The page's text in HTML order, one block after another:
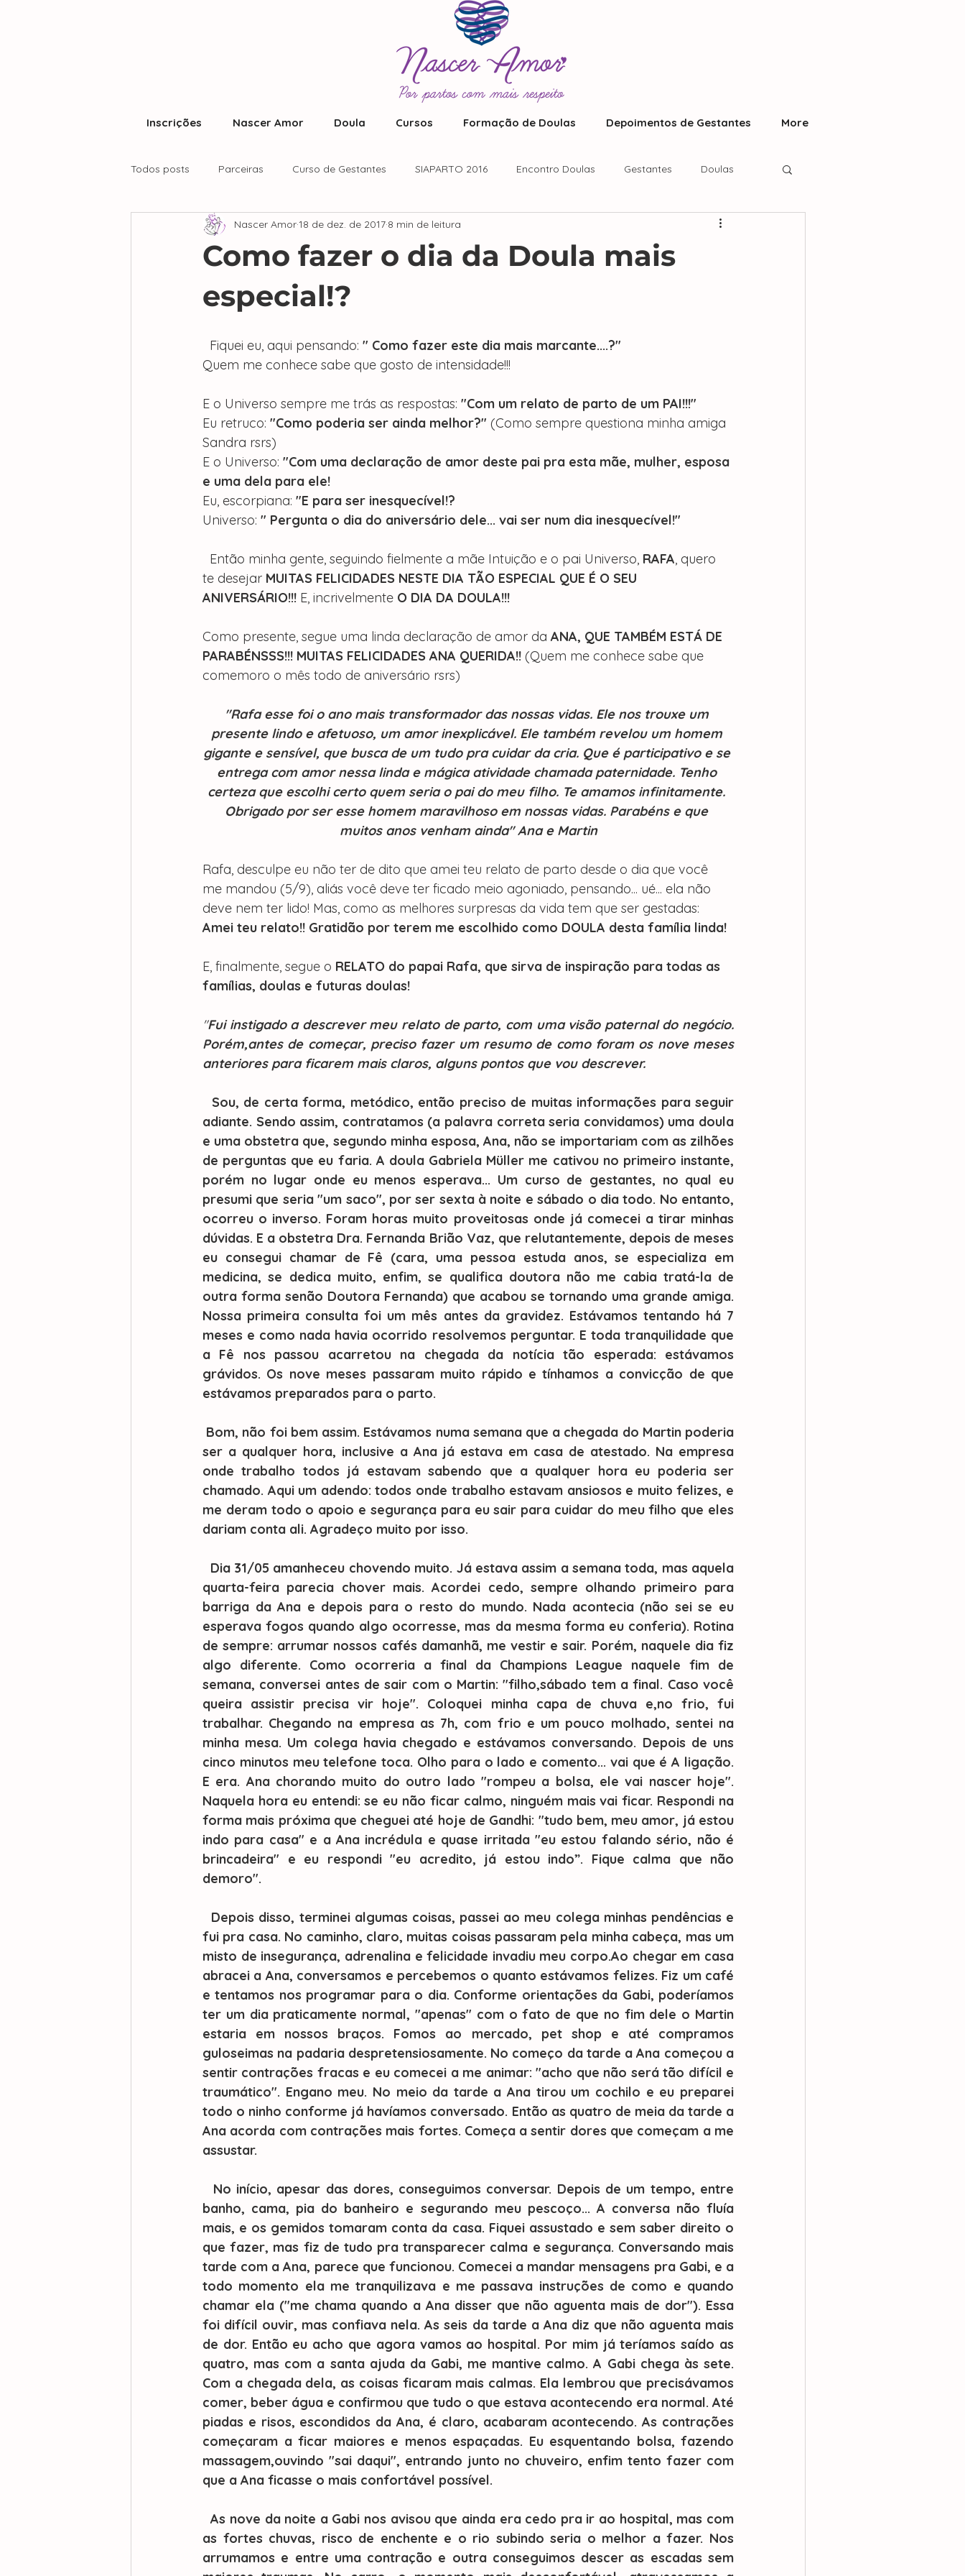
Inscrições Nascer Amor Doula Cursos Formação de Doulas Depoimentos de Gestantes More
Todos posts Parceiras Curso de Gestantes SIAPARTO 2016 Encontro Doulas Gestantes Doulas
Como fazer o dia da Doula mais
especial!?
Nascer Amor18 de dez. de 2017 8 min de leitura
  Fiquei eu, aqui pensando:
" Como fazer este dia mais marcante....?"
Quem me conhece sabe que gosto de intensidade!!!
E o Universo sempre me trás as respostas: "Com um relato de parto de um PAI!!!"
Eu retruco: "Como poderia ser ainda melhor?" (Como sempre questiona minha amiga
Sandra rsrs)
E o Universo: "Com uma declaração de amor deste pai pra esta mãe, mulher, esposa
e uma dela para ele!
Eu, escorpiana: "E para ser inesquecível!?
Universo: " Pergunta o dia do aniversário dele... vai ser num dia inesquecível!"
  Então minha gente, seguindo fielmente a mãe Intuição e o pai Universo,
RAFA, quero
te desejar MUITAS FELICIDADES NESTE DIA TÃO ESPECIAL QUE É O SEU
ANIVERSÁRIO!!! E, incrivelmente O DIA DA DOULA!!!
Como presente, segue uma linda declaração de amor da ANA, QUE TAMBÉM ESTÁ DE
PARABÉNSSS!!! MUITAS FELICIDADES ANA QUERIDA!! (Quem me conhece sabe que
comemoro o mês todo de aniversário rsrs)
"Rafa esse foi o ano mais transformador das nossas vidas. Ele nos trouxe um
presente lindo e afetuoso, um amor inexplicável. Ele também revelou um homem
gigante e sensível, que busca de um tudo pra cuidar da cria. Que é participativo e se
entrega com amor nessa linda e mágica atividade chamada paternidade. Tenho
certeza que escolhi certo quem seria o pai do meu filho. Te amamos infinitamente.
Obrigado por ser esse homem maravilhoso em nossas vidas. Parabéns e que
muitos anos venham ainda" Ana e Martin
Rafa, desculpe eu não ter de dito que amei teu relato de parto desde o dia que você
me mandou (5/9), aliás você deve ter ficado meio agoniado, pensando... ué... ela não
deve nem ter lido! Mas, como as melhores surpresas da vida tem que ser gestadas:
Amei teu relato!! Gratidão por terem me escolhido como DOULA desta família linda!
E, finalmente, segue o RELATO do papai Rafa, que sirva de inspiração para todas as
famílias, doulas e futuras doulas!
"Fui instigado a descrever meu relato de parto, com uma visão paternal do negócio.
Porém,antes de começar, preciso fazer um resumo de como foram os nove meses
anteriores para ficarem mais claros, alguns pontos que vou descrever.
adiante. Sendo assim, contratamos (a palavra correta seria convidamos) uma doula
e uma obstetra que, segundo minha esposa, Ana, não se importariam com as zilhões
de perguntas que eu faria. A doula Gabriela Müller me cativou no primeiro instante,
porém no lugar onde eu menos esperava... Um curso de gestantes, no qual eu
presumi que seria "um saco", por ser sexta à noite e sábado o dia todo. No entanto,
ocorreu o inverso. Foram horas muito proveitosas onde já comecei a tirar minhas
dúvidas. E a obstetra Dra. Fernanda Brião Vaz, que relutantemente, depois de meses
eu consegui chamar de Fê (cara, uma pessoa estuda anos, se especializa em
medicina, se dedica muito, enfim, se qualifica doutora não me cabia tratá-la de
outra forma senão Doutora Fernanda) que acabou se tornando uma grande amiga.
Nossa primeira consulta foi um mês antes da gravidez. Estávamos tentando há 7
meses e como nada havia ocorrido resolvemos perguntar. E toda tranquilidade que
a Fê nos passou acarretou na chegada da notícia tão esperada: estávamos
grávidos. Os nove meses passaram muito rápido e tínhamos a convicção de que
estávamos preparados para o parto.
ser a qualquer hora, inclusive a Ana já estava em casa de atestado. Na empresa
onde trabalho todos já estavam sabendo que a qualquer hora eu poderia ser
chamado. Aqui um adendo: todos onde trabalho estavam ansiosos e muito felizes, e
me deram todo o apoio e segurança para eu sair para cuidar do meu filho que eles
dariam conta ali. Agradeço muito por isso.
quarta-feira parecia chover mais. Acordei cedo, sempre olhando primeiro para
barriga da Ana e depois para o resto do mundo. Nada acontecia (não sei se eu
esperava fogos quando algo ocorresse, mas da mesma forma eu conferia). Rotina
de sempre: arrumar nossos cafés damanhã, me vestir e sair. Porém, naquele dia fiz
algo diferente. Como ocorreria a final da Champions League naquele fim de
semana, conversei antes de sair com o Martin: "filho,sábado tem a final. Caso você
queira assistir precisa vir hoje". Coloquei minha capa de chuva e,no frio, fui
trabalhar. Chegando na empresa as 7h, com frio e um pouco molhado, sentei na
minha mesa. Um colega havia chegado e estávamos conversando. Depois de uns
cinco minutos meu telefone toca. Olho para o lado e comento... vai que é A ligação.
E era. Ana chorando muito do outro lado "rompeu a bolsa, ele vai nascer hoje".
Naquela hora eu entendi: se eu não ficar calmo, ninguém mais vai ficar. Respondi na
forma mais próxima que cheguei até hoje de Gandhi: "tudo bem, meu amor, já estou
indo para casa" e a Ana incrédula e quase irritada "eu estou falando sério, não é
brincadeira" e eu respondi "eu acredito, já estou indo”. Fique calma que não
demoro".
fui pra casa. No caminho, claro, muitas coisas passaram pela minha cabeça, mas um
misto de insegurança, adrenalina e felicidade invadiu meu corpo.Ao chegar em casa
abracei a Ana, conversamos e percebemos o quanto estávamos felizes. Fiz um café
e tentamos nos programar para o dia. Conforme orientações da Gabi, poderíamos
ter um dia praticamente normal, "apenas" com o fato de que no fim dele o Martin
estaria em nossos braços. Fomos ao mercado, pet shop e até compramos
guloseimas na padaria despretensiosamente. No começo da tarde a Ana começou a
sentir contrações fracas e eu comecei a me animar: "acho que não será tão difícil e
traumático". Engano meu. No meio da tarde a Ana tirou um cochilo e eu preparei
todo o ninho conforme já havíamos conversado. Então as quatro de meia da tarde a
Ana acorda com contrações mais fortes. Começa a sentir dores que começam a me
assustar.
banho, cama, pia do banheiro e segurando meu pescoço... A conversa não fluía
mais, e os gemidos tomaram conta da casa. Fiquei assustado e sem saber direito o
que fazer, mas fiz de tudo pra transparecer calma e segurança. Conversando mais
tarde com a Ana, parece que funcionou. Comecei a mandar mensagens pra Gabi, e a
todo momento ela me tranquilizava e me passava instruções de como e quando
chamar ela ("me chama quando a Ana disser que não aguenta mais de dor"). Essa
foi difícil ouvir, mas confiava nela. As seis da tarde a Ana diz que não aguenta mais
de dor. Então eu acho que agora vamos ao hospital. Por mim já teríamos saído as
quatro, mas com a santa ajuda da Gabi, me mantive calmo. A Gabi chega às sete.
Com a chegada dela, as coisas ficaram mais calmas. Ela lembrou que precisávamos
comer, beber água e confirmou que tudo o que estava acontecendo era normal. Até
piadas e risos, escondidos da Ana, é claro, acabaram acontecendo. As contrações
começaram a ficar maiores e menos espaçadas. Eu esquentando bolsa, fazendo
massagem,ouvindo "sai daqui", entrando junto no chuveiro, enfim tento fazer com
que a Ana ficasse o mais confortável possível.
  As nove da noite a Gabi nos avisou que ainda era cedo pra ir ao hospital, mas com
as fortes chuvas, risco de enchente e o rio subindo seria o melhor a fazer. Nos
arrumamos e entre uma contração e outra conseguimos descer as escadas sem